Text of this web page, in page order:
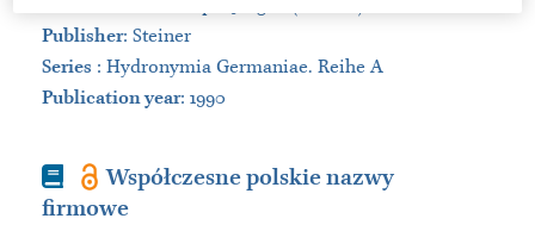
Publisher: Steiner
Series : Hydronymia Germaniae. Reihe A
Publication year: 1990
Book Współczesne polskie nazwy
firmowe